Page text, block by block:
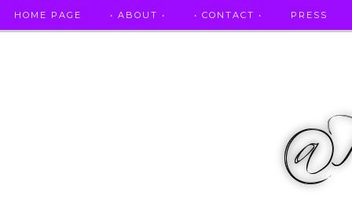
HOME PAGE • ABOUT • • CONTACT • PRESS